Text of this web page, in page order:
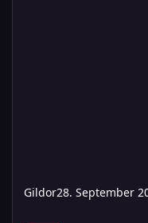
Gildor28. September